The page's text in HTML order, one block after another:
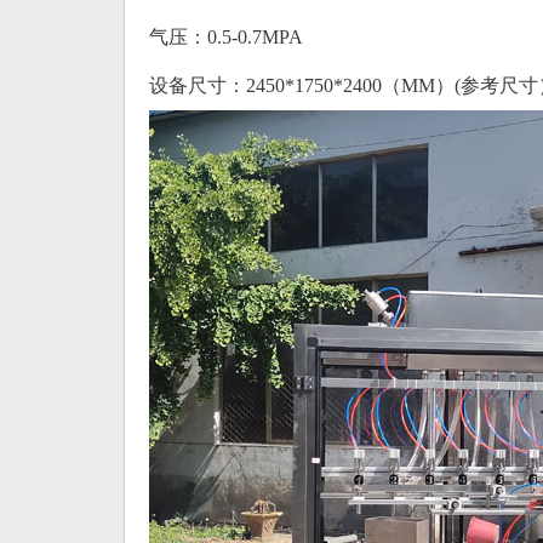
气压：0.5-0.7MPA
设备尺寸：2450*1750*2400（MM）(参考尺寸